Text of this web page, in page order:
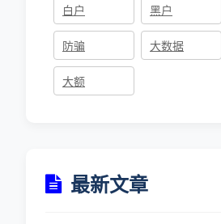
白户 黑户
防骗 大数据
大额
最新文章